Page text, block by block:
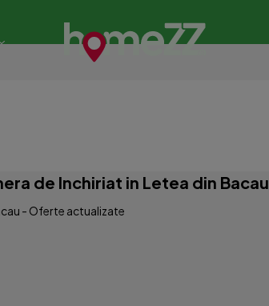
de Inchiriat in Letea din Bacau
- Oferte actualizate